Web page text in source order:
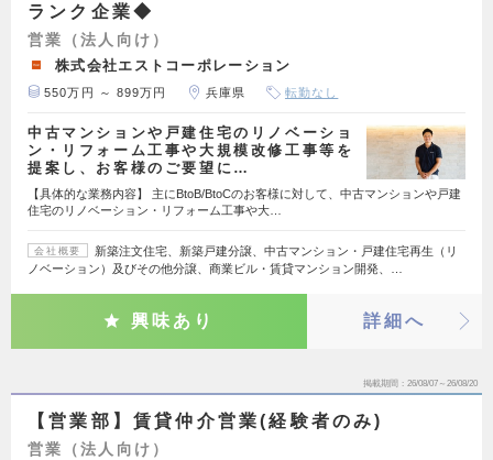
ランク企業◆
営業（法人向け）
株式会社エストコーポレーション
550万円 ～ 899万円 兵庫県 転勤なし
中古マンションや戸建住宅のリノベーショ
ン・リフォーム工事や大規模改修工事等を
提案し、お客様のご要望に…
【具体的な業務内容】 主にBtoB/BtoCのお客様に対して、中古マンションや戸建
住宅のリノベーション・リフォーム工事や大…
会社概要
新築注文住宅、新築戸建分譲、中古マンション・戸建住宅再生（リ
ノベーション）及びその他分譲、商業ビル・賃貸マンション開発、…
興味あり 詳細へ
掲載期間 26/08/07～26/08/20
【営業部】賃貸仲介営業(経験者のみ)
営業（法人向け）